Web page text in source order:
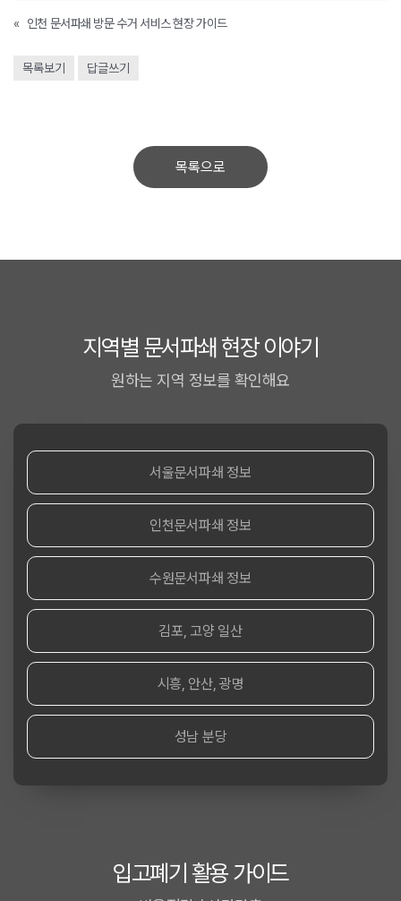
« 인천 문서파쇄 방문 수거 서비스 현장 가이드
목록보기 답글쓰기
목록으로
지역별 문서파쇄 현장 이야기
원하는 지역 정보를 확인해요
서울문서파쇄 정보
인천문서파쇄 정보
수원문서파쇄 정보
김포, 고양 일산
시흥, 안산, 광명
성남 분당
입고폐기 활용 가이드